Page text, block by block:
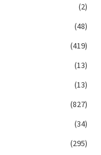
(2)
(48)
(419)
(13)
(13)
(827)
(34)
(295)